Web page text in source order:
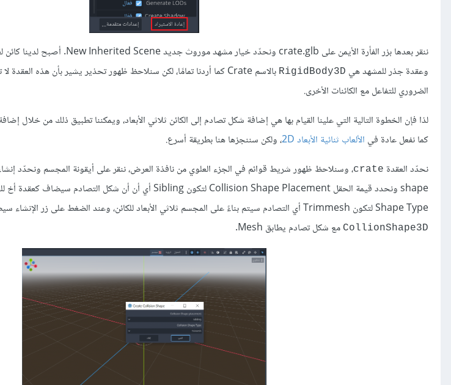
وعقدة جذر للمشهد هي RigidBody3D
الضروري للتفاعل مع الكائنات الأخرى.
لذا فإن الخطوة التالية التي علينا القيام بها هي إضافة شكل تصادم إلى الكائن ثلاثي الأبعاد، ويمكننا تطبيق ذلك من خلال
كما نفعل عادة في الألعاب ثنائية الأبعاد 2D
، ولكن سننجزها هنا بطريقة أسرع.
نحدّد العقدة crate
Shape Type لتكون Trimmesh أي التصادم سيتم بناءً على المجسم ثلاثي الأبعاد للكائن، وعند الضغط على زر الإنشاء سيضيف جودو تلقائيًا العقدة
CollionShape3D مع شكل تصادم يطابق Mesh.